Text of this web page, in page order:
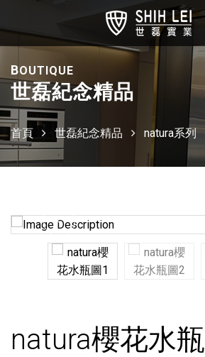
BOUTIQUE
世磊紀念精品
首頁 世磊紀念精品 natura系列
natura櫻花水瓶